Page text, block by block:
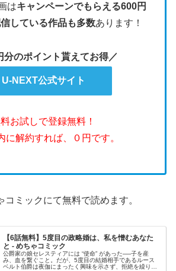
はキャンペーンでもらえる600円
している作品も多数あります！
分のポイント貰えてお得／
U-NEXT公式サイト
お試しで登録無料！
に解約すれば、０円です。
ミックにて無料で読めます。
【6話無料】5度目の政略婚は、私を憎むあなた
と - めちゃコミック
公爵家の娘セレスティアには “使命” があった──子を産
み、血を繋ぐこと。だが、5度目の結婚相手であるルース
ベルト伯爵は夜伽にまったく興味を示さず、拒絶を繰り返